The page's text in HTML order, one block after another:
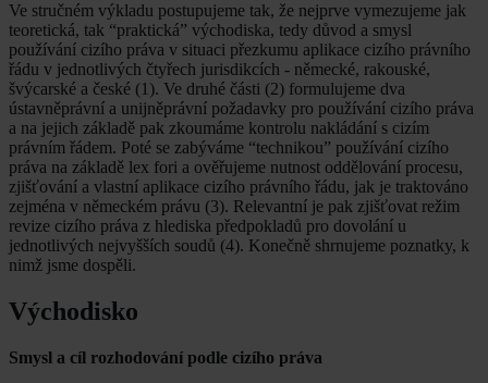
Ve stručném výkladu postupujeme tak, že nejprve vymezujeme jak
teoretická, tak “praktická” východiska, tedy důvod a smysl
používání cizího práva v situaci přezkumu aplikace cizího právního
řádu v jednotlivých čtyřech jurisdikcích - německé, rakouské,
švýcarské a české (1). Ve druhé části (2) formulujeme dva
ústavněprávní a unijněprávní požadavky pro používání cizího práva
a na jejich základě pak zkoumáme kontrolu nakládání s cizím
právním řádem. Poté se zabýváme “technikou” používání cizího
práva na základě lex fori a ověřujeme nutnost oddělování procesu,
zjišťování a vlastní aplikace cizího právního řádu, jak je traktováno
zejména v německém právu (3). Relevantní je pak zjišťovat režim
revize cizího práva z hlediska předpokladů pro dovolání u
jednotlivých nejvyšších soudů (4). Konečně shrnujeme poznatky, k
nimž jsme dospěli.
Východisko
Smysl a cíl rozhodování podle cizího práva